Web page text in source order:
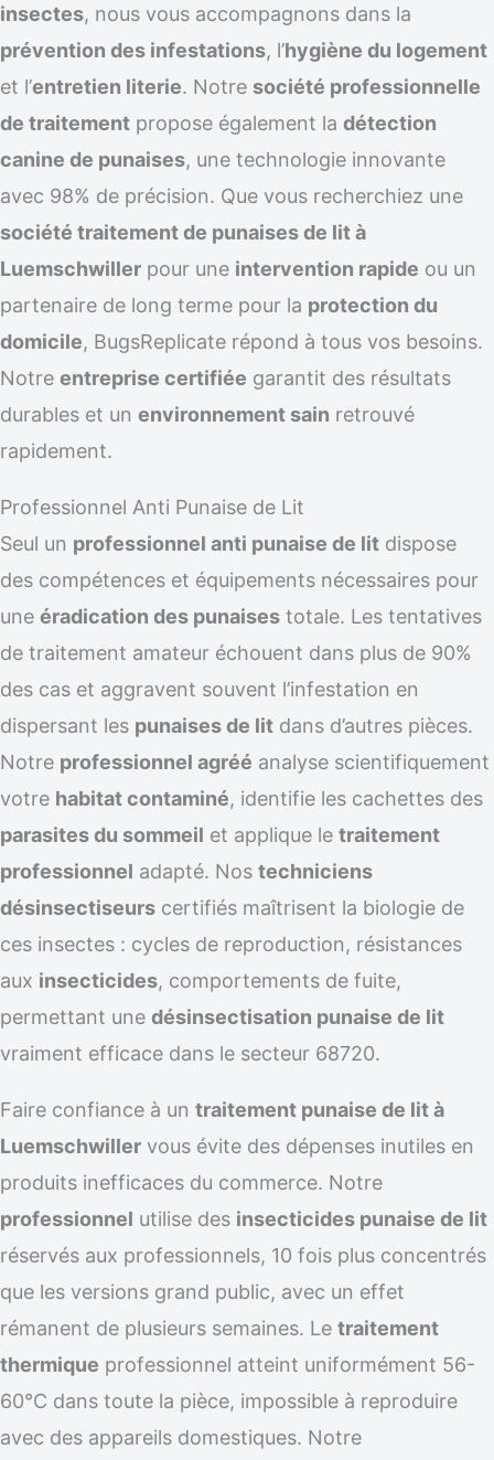
insectes, nous vous accompagnons dans la
prévention des infestations, l’hygiène du logement
et l’entretien literie. Notre société professionnelle
de traitement propose également la détection
canine de punaises, une technologie innovante
avec 98% de précision. Que vous recherchiez une
société traitement de punaises de lit à
Luemschwiller pour une intervention rapide ou un
partenaire de long terme pour la protection du
domicile, BugsReplicate répond à tous vos besoins.
Notre entreprise certifiée garantit des résultats
durables et un environnement sain retrouvé
rapidement.
Professionnel Anti Punaise de Lit
Seul un professionnel anti punaise de lit dispose
des compétences et équipements nécessaires pour
une éradication des punaises totale. Les tentatives
de traitement amateur échouent dans plus de 90%
des cas et aggravent souvent l’infestation en
dispersant les punaises de lit dans d’autres pièces.
Notre professionnel agréé analyse scientifiquement
votre habitat contaminé, identifie les cachettes des
parasites du sommeil et applique le traitement
professionnel adapté. Nos techniciens
désinsectiseurs certifiés maîtrisent la biologie de
ces insectes : cycles de reproduction, résistances
aux insecticides, comportements de fuite,
permettant une désinsectisation punaise de lit
vraiment efficace dans le secteur 68720.
Faire confiance à un traitement punaise de lit à
Luemschwiller vous évite des dépenses inutiles en
produits inefficaces du commerce. Notre
professionnel utilise des insecticides punaise de lit
réservés aux professionnels, 10 fois plus concentrés
que les versions grand public, avec un effet
rémanent de plusieurs semaines. Le traitement
thermique professionnel atteint uniformément 56-
60°C dans toute la pièce, impossible à reproduire
avec des appareils domestiques. Notre